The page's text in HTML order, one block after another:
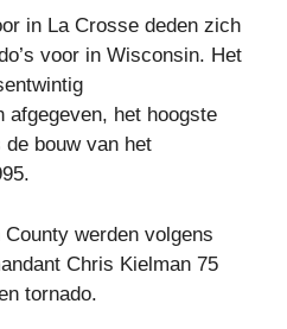
in La Crosse deden zich
voor in Wisconsin. Het
afgegeven, het hoogste
bouw van het
werden volgens
Chris Kielman 75
tornado.